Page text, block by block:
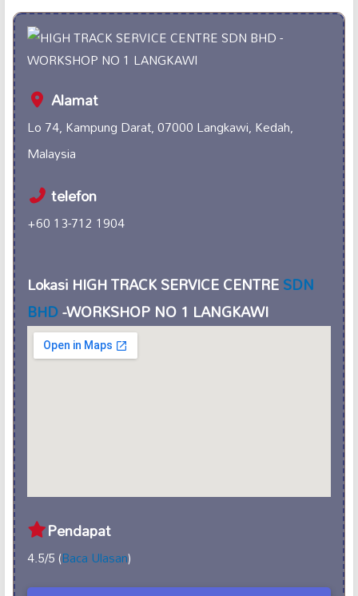
Alamat
Lo 74, Kampung Darat, 07000 Langkawi, Kedah,
Malaysia
telefon
+60 13-712 1904
Lokasi HIGH TRACK SERVICE CENTRESDN
BHD-WORKSHOP NO 1 LANGKAWI
Pendapat
4.5/5 (Baca Ulasan)